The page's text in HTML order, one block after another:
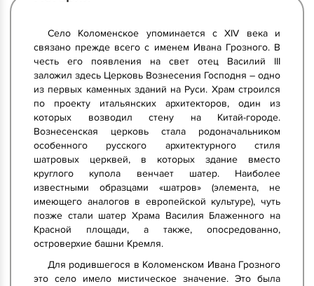
Село Коломенское упоминается с XIV века и
связано прежде всего с именем Ивана Грозного. В
честь его появления на свет отец Василий III
заложил здесь Церковь Вознесения Господня – одно
из первых каменных зданий на Руси. Храм строился
по проекту итальянских архитекторов, один из
которых возводил стену на Китай-городе.
Вознесенская церковь стала родоначальником
особенного русского архитектурного стиля
шатровых церквей, в которых здание вместо
круглого купола венчает шатер. Наиболее
известными образцами «шатров» (элемента, не
имеющего аналогов в европейской культуре), чуть
позже стали шатер Храма Василия Блаженного на
Красной площади, а также, опосредованно,
островерхие башни Кремля.
Для родившегося в Коломенском Ивана Грозного
это село имело мистическое значение. Это была